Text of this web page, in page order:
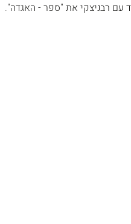
עם רבניצקי את "ספר - האגדה".